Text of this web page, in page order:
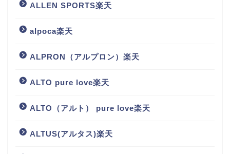
ALLEN SPORTS楽天
alpoca楽天
ALPRON（アルプロン）楽天
ALTO pure love楽天
ALTO（アルト） pure love楽天
ALTUS(アルタス)楽天